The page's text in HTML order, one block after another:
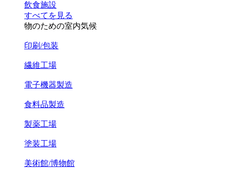
飲食施設
すべてを見る
物のための室内気候
印刷/包装
繊維工場
電子機器製造
食料品製造
製薬工場
塗装工場
美術館/博物館